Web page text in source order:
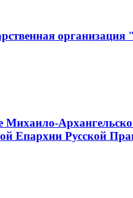
Михаило-
Епархии Русской